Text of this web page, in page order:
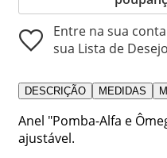
Entre na sua
sua Lista de
DESCRIÇÃO MEDIDAS
Anel "Pomba-Alfa e
ajustável.